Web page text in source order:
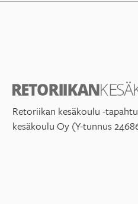
Retoriikan kesäkoulu -
kesäkoulu Oy (Y-tunnus